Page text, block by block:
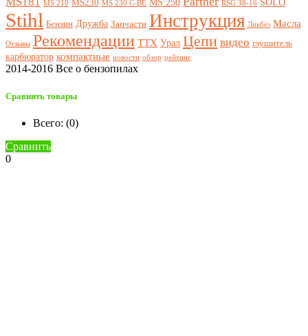
MS 210 MS230 MS 230 C-BE MS 250 RSG 38-16 SOLO
Stihl Бензин Дружба Запчасти Инструкция Ликбез Масла
Отзывы Рекомендации ТТХ Урал Цепи видео глушитель
карбюратор компактные новости обзор рейтинг
2014-2016 Все о бензопилах
Сравнить товары
Всего: (0)
Сравнить
0